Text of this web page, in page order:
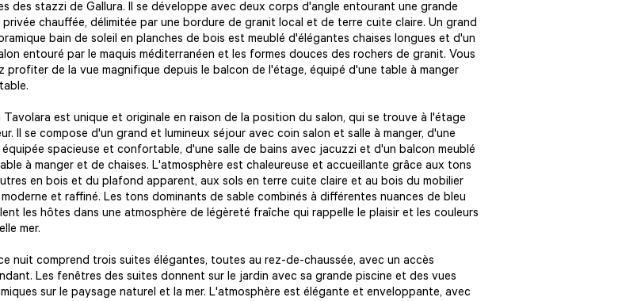
des stazzi de Gallura. Il se développe avec deux corps d'angle entourant une grande
privée chauffée, délimitée par une bordure de granit local et de terre cuite claire. Un grand
bain de soleil en planches de bois est meublé d'élégantes chaises longues et d'un
entouré par le maquis méditerranéen et les formes douces des rochers de granit. Vous
profiter de la vue magnifique depuis le balcon de l'étage, équipé d'une table à manger
Tavolara est unique et originale en raison de la position du salon, qui se trouve à l'étage
Il se compose d'un grand et lumineux séjour avec coin salon et salle à manger, d'une
équipée spacieuse et confortable, d'une salle de bains avec jacuzzi et d'un balcon meublé
à manger et de chaises. L'atmosphère est chaleureuse et accueillante grâce aux tons
en bois et du plafond apparent, aux sols en terre cuite claire et au bois du mobilier
et raffiné. Les tons dominants de sable combinés à différentes nuances de bleu
les hôtes dans une atmosphère de légèreté fraîche qui rappelle le plaisir et les couleurs
mer.
nuit comprend trois suites élégantes, toutes au rez-de-chaussée, avec un accès
Les fenêtres des suites donnent sur le jardin avec sa grande piscine et des vues
sur le paysage naturel et la mer. L'atmosphère est élégante et enveloppante, avec